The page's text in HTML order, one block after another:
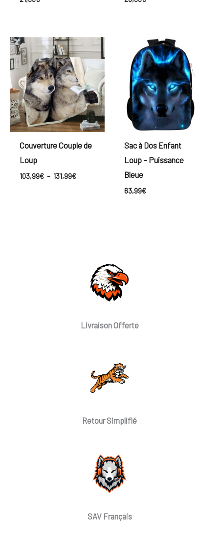
Couverture Couple de
Loup
103,99€ – 131,99€
Plage
de
prix :
103,99€
à
131,99€
Sac à Dos Enfant
Loup – Puissance
Bleue
63,99€
Livraison Offerte
Retour Simplifié
SAV Français